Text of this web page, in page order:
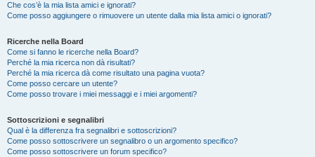
Che cos’è la mia lista amici e ignorati?
Come posso aggiungere o rimuovere un utente dalla mia lista amici o ignorati?
Ricerche nella Board
Come si fanno le ricerche nella Board?
Perché la mia ricerca non dà risultati?
Perché la mia ricerca dà come risultato una pagina vuota?
Come posso cercare un utente?
Come posso trovare i miei messaggi e i miei argomenti?
Sottoscrizioni e segnalibri
Qual è la differenza fra segnalibri e sottoscrizioni?
Come posso sottoscrivere un segnalibro o un argomento specifico?
Come posso sottoscrivere un forum specifico?